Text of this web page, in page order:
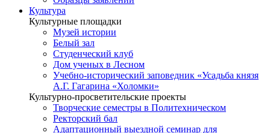
Культура
Культурные площадки
Музей истории
Белый зал
Студенческий клуб
Дом ученых в Лесном
Учебно-исторический заповедник «Усадьба князя
А.Г. Гагарина «Холомки»
Культурно-просветительские проекты
Творческие семестры в Политехническом
Ректорский бал
Адаптационный выездной семинар для